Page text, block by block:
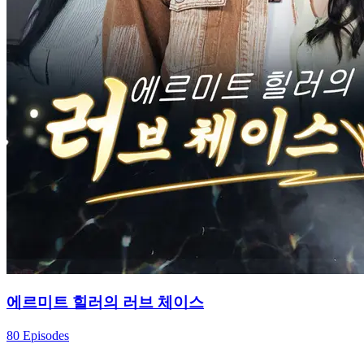
에르미트 힐러의 러브 체이스
80 Episodes